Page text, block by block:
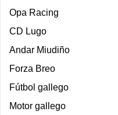
Opa Racing
CD Lugo
Andar Miudiño
Forza Breo
Fútbol gallego
Motor gallego